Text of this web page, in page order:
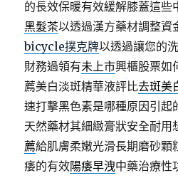
的長效保暖有效緩解膝蓋這些
黑髮茶以透過漢方藥材調整資
bicycle撲克牌以透過讓您的
財務過領有未上市興櫃股票如
薦美白淡斑精華液評比去斑美
速打擊黑色素是哪種原因引起
天然藥材其細緻膏狀安全耐用
薦給肌膚柔嫩光滑長期磨砂顆
痿的有效陽痿早洩中藥治療性